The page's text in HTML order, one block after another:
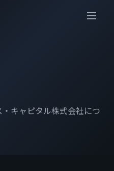
キャピタル株式会社につ